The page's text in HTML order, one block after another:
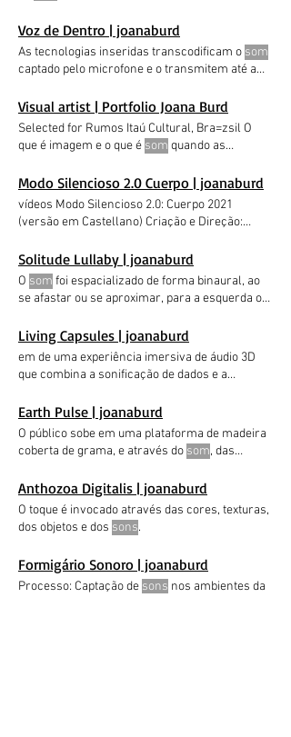
caixa de somdo tipo subwoofer, localizada
dentro do banco de madeira ao Na
transcodificação do
é utilizado um vocoder
(instrumento virtual). que a declamação do
Criação e direção Joana Burd Desenho de
Imagens esonstransformam o artista em
silêncios. O silêncio é a grande fonte da causa
Voz de Dentro | joanaburd
As tecnologias inseridas transcodificam o som
captado pelo microfone e o transmitem até a
computador que ativa o software PureData,
fazendo com que o
som
Visual artist | Portfolio Joana Burd
Selected for Rumos Itaú Cultural, Bra=zsil O
que é imagem e o que é som quando as
quatro foram selecionadas para serem as
guias de ativação de um conjunto desons
Modo Silencioso 2.0 Cuerpo | joanaburd
vídeos Modo Silencioso 2.0: Cuerpo 2021
(versão em Castellano) Criação e Direção:
Solitude Lullaby | joanaburd
O som foi espacializado de forma binaural, ao
se afastar ou se aproximar, para a esquerda ou
natureza e do mar, a curiosidade é estimulada
através dos
e vibrações
Living Capsules | joanaburd
em de uma experiência imersiva de áudio 3D
que combina a sonificação de dados e a
químicos em uma grande quantidade de dados
que mais tarde foram traduzidos para o
som
b) Existe alguma forma de transformar dados
de uma forma mais lúdica que facilite a
como permitir o carregamento de áudios
prontos (samples) para servirem desomMarti
Ruiz (Orientador de Pesquisa) Nikolas Gomes
Shergill
Earth Pulse | joanaburd
O público sobe em uma plataforma de madeira
coberta de grama, e através do som, das
Anthozoa Digitalis | joanaburd
O toque é invocado através das cores, texturas,
dos objetos e dos sons.
Formigário Sonoro | joanaburd
Processo: Captação de sons nos ambientes da